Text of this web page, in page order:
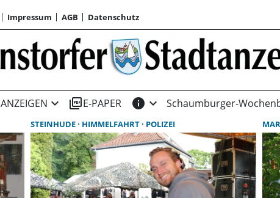
Impressum AGB Datenschutz
ANZEIGEN expand_more picture_as_pdfE-PAPER info expand_more Schaumburger-
STEINHUDE HIMMELFAHRT POLIZEI